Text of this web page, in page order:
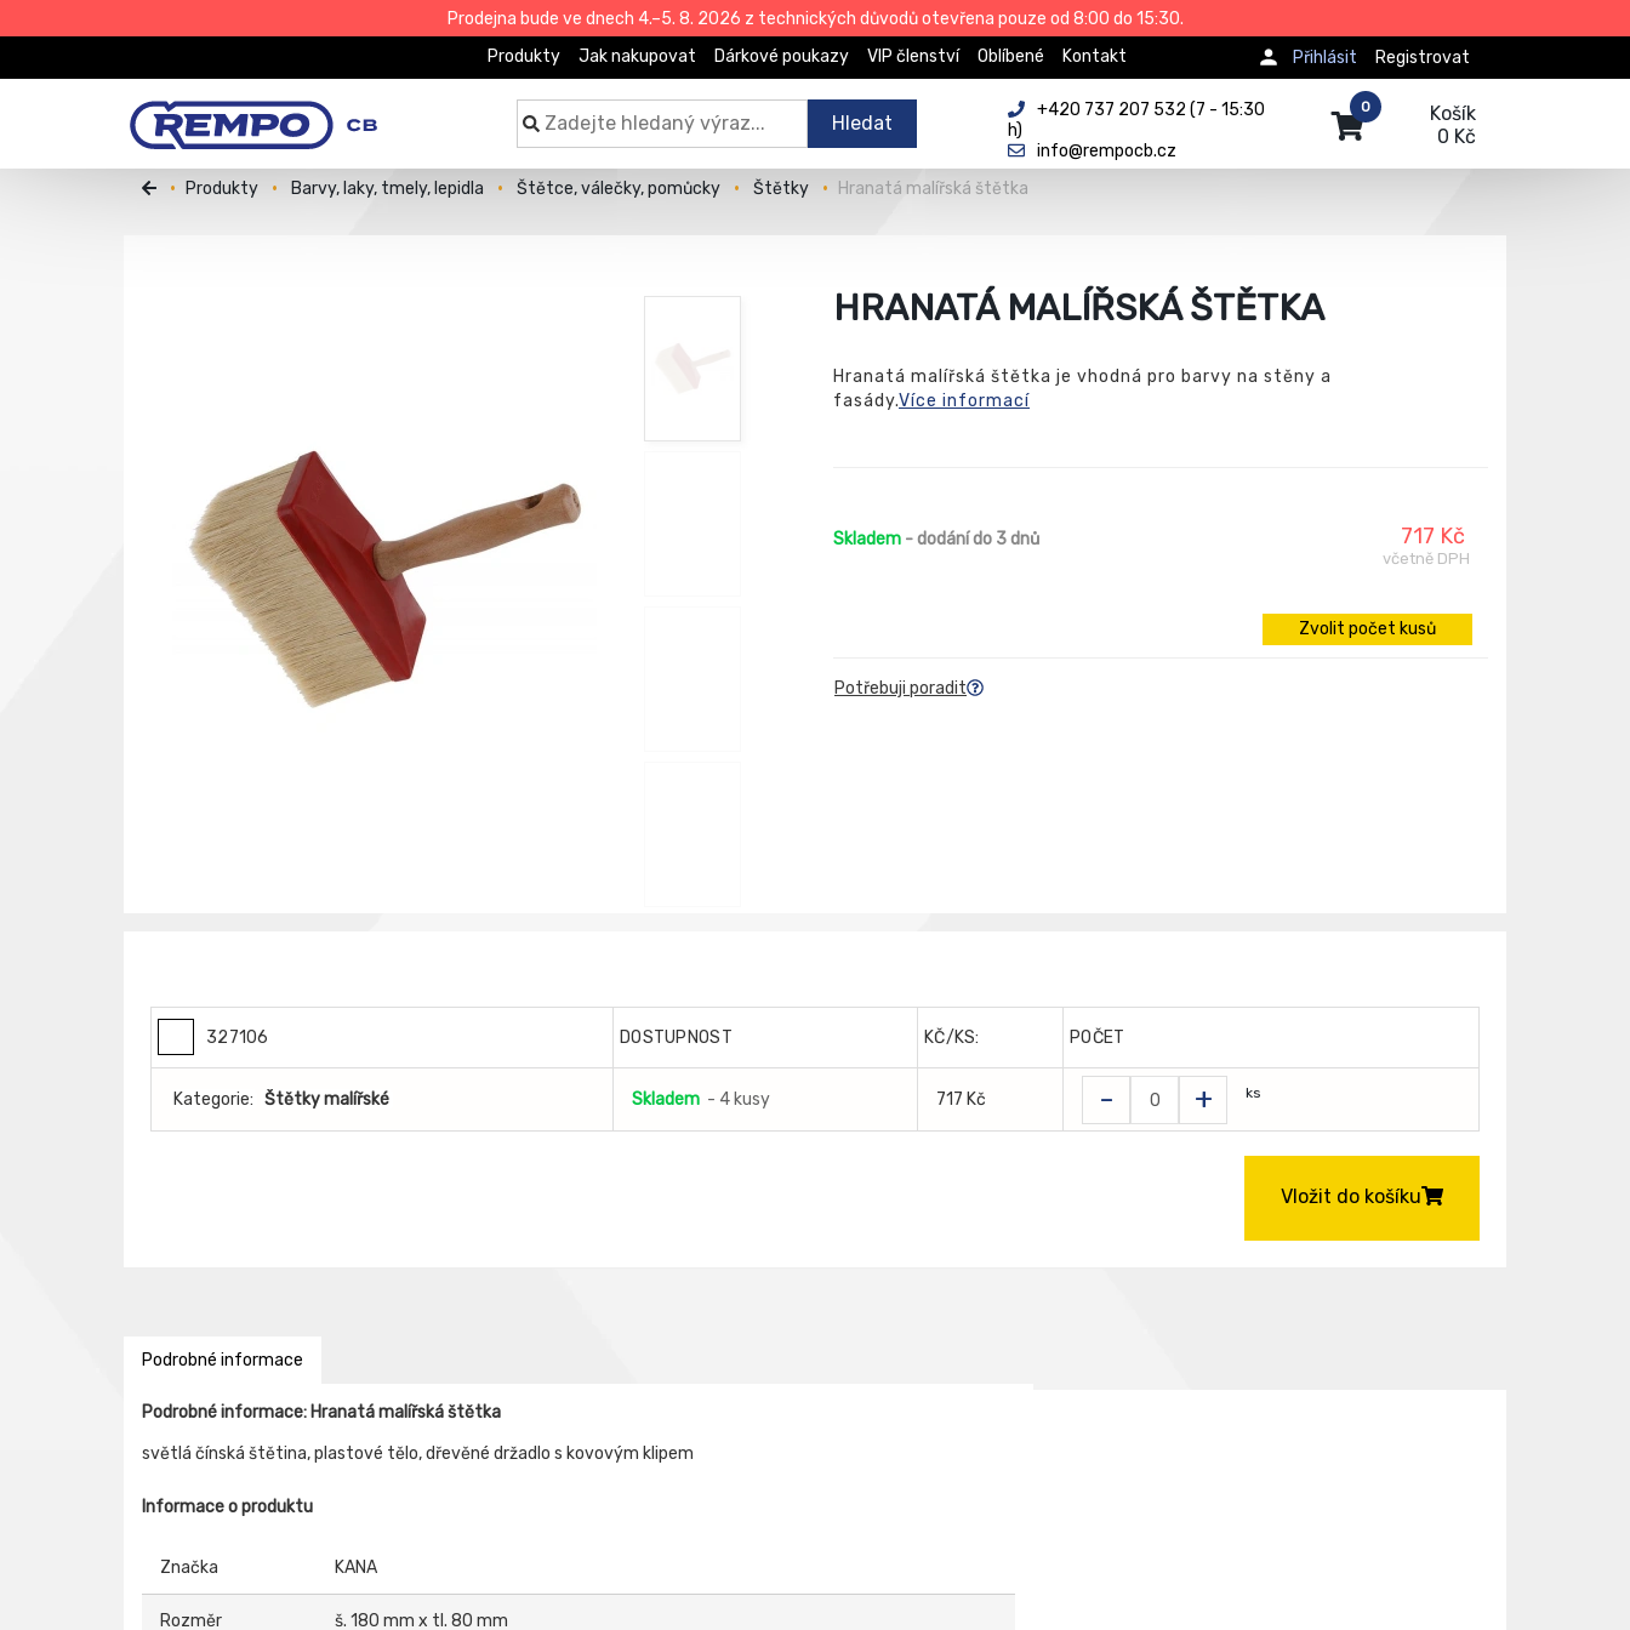
Prodejna bude ve dnech 4.–5. 8. 2026 z technických důvodů otevřena pouze od 8:00 do 15:30.
Produkty
Jak nakupovat Dárkové poukazy VIP členství Oblíbené Kontakt Registrovat
Přihlásit
Hledat
+420 737 207 532 (7 - 15:30
h)
info@rempocb.cz
Košík
0 Kč
0
Produkty Barvy, laky, tmely, lepidla Štětce, válečky, pomůcky Štětky Hranatá malířská štětka
HRANATÁ MALÍŘSKÁ ŠTĚTKA
Hranatá malířská štětka je vhodná pro barvy na stěny a
fasády.Více informací
Skladem - dodání do 3 dnů 717 Kč
včetně DPH
Zvolit počet kusů
Potřebuji poradit
327106 DOSTUPNOST KČ/KS: POČET
Kategorie: Štětky malířské Skladem - 4 kusy 717 Kč - + ks
Vložit do košíku
Podrobné informace
Podrobné informace: Hranatá malířská štětka
světlá čínská štětina, plastové tělo, dřevěné držadlo s kovovým klipem
Informace o produktu
Značka KANA
Rozměr š. 180 mm x tl. 80 mm